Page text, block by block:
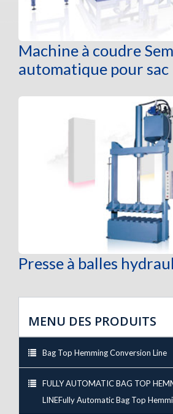
Machine à coudre
automatique pour sac
Presse à balles
MENU DES PRODUITS
Bag Top Hemming Conversion Line
FULLY AUTOMATIC BAG TOP
LINEFully Automatic Bag Top